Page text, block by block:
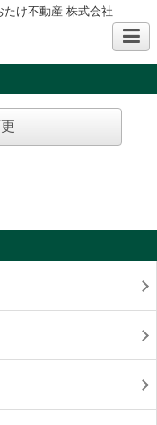
たけ不動産 株式会社